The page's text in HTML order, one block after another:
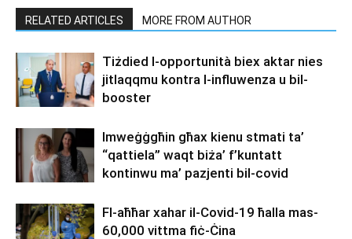
RELATED ARTICLES MORE FROM AUTHOR
Tiżdied l-opportunità biex aktar nies
jitlaqqmu kontra l-influwenza u bil-
booster
Imweġġgħin għax kienu stmati ta’
“qattiela” waqt biża’ f’kuntatt
kontinwu ma’ pazjenti bil-covid
Fl-aħħar xahar il-Covid-19 ħalla mas-
60,000 vittma fiċ-Ċina